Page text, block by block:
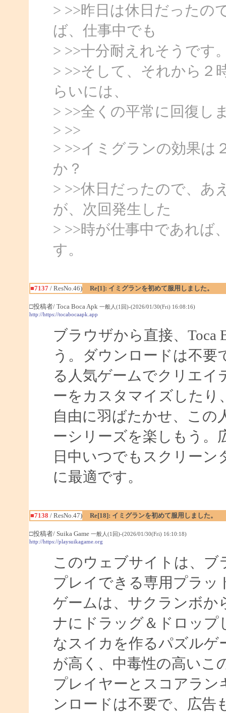
> >>昨日は休日だったの
ば、仕事中でも
> >>十分耐えれそうです
> >>そして、それから２
らいには、
> >>全くの平常に回復し
> >>
> >>イミグランの効果は
か？
> >>休日だったので、あ
が、次回発生した
> >>時が仕事中であれば
す。
■7137/ ResNo.46) Re[1]: イミグランを初めて服用しました。
□投稿者/ Toca Boca Apk 一般人(1回)-(2026/01/30(Fri) 16:08:16)
http://https://tocabocaapk.app
ブラウザから直接、Toca
う。ダウンロードは不要
る人気ゲームでクリエイ
ーをカスタマイズしたり
自由に羽ばたかせ、この
ーシリーズを楽しもう。
日中いつでもスクリー
に最適です。
■7138 / ResNo.47) Re[18]: イミグランを初めて服用しました。
□投稿者/ Suika Game 一般人(1回)-(2026/01/30(Fri) 16:10:18)
http://https://playsuikagame.org
このウェブサイトは、ブ
プレイできる専用プラッ
ゲームは、サクランボか
ナにドラッグ＆ドロップ
なスイカを作るパズルゲ
が高く、中毒性の高いこ
プレイヤーとスコアラ
ンロードは不要で、広告